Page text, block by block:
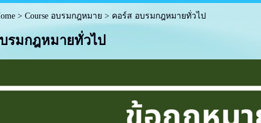
> Course อบรมกฎหมาย > คอร์ส อบรมกฎหมายทั่วไป
รมกฎหมายทั่วไป